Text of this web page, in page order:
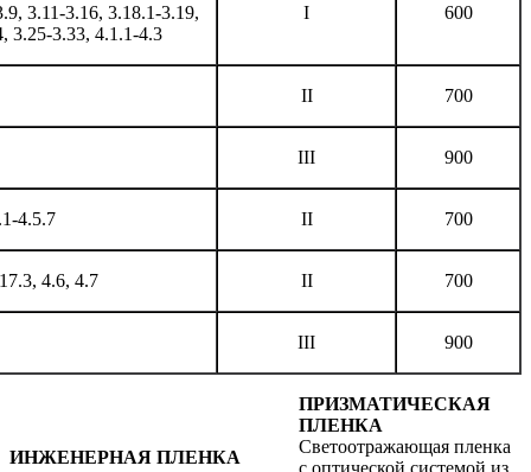
3.11-3.16, 3.18.1-3.19,
3.25-3.33, 4.1.1-4.3
I 600
II 700
III 900
4.5.7 II 700
4.6, 4.7 II 700
III 900
ИНЖЕНЕРНАЯ ПЛЕНКА
ПРИЗМАТИЧЕСКАЯ
ПЛЕНКА
Светоотражающая пленка
с оптической системой из